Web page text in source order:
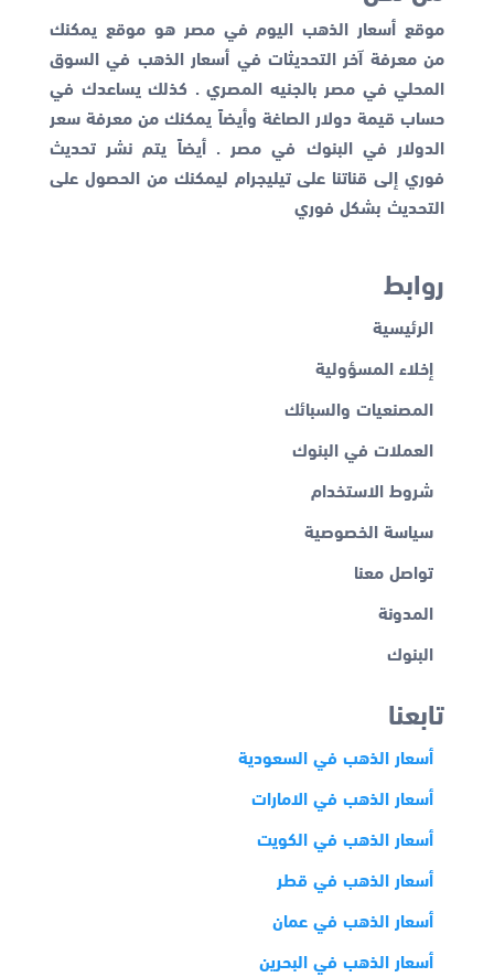
موقع أسعار الذهب اليوم في مصر هو موقع يمكنك
من معرفة آخر التحديثات في أسعار الذهب في السوق
المحلي في مصر بالجنيه المصري . كذلك يساعدك في
حساب قيمة دولار الصاغة وأيضاً يمكنك من معرفة سعر
الدولار في البنوك في مصر . أيضاً يتم نشر تحديث
فوري إلى قناتنا على تيليجرام ليمكنك من الحصول على
التحديث بشكل فوري
روابط
الرئيسية
إخلاء المسؤولية
المصنعيات والسبائك
العملات في البنوك
شروط الاستخدام
سياسة الخصوصية
تواصل معنا
المدونة
البنوك
تابعنا
أسعار الذهب في السعودية
أسعار الذهب في الامارات
أسعار الذهب في الكويت
أسعار الذهب في قطر
أسعار الذهب في عمان
أسعار الذهب في البحرين